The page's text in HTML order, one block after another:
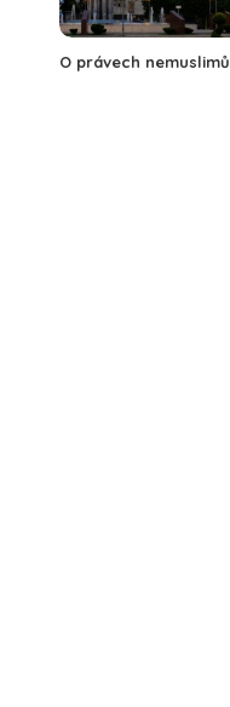
O právech nemuslimů